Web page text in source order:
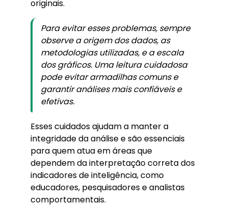
originais.
Para evitar esses problemas, sempre
observe a origem dos dados, as
metodologias utilizadas, e a escala
dos gráficos. Uma leitura cuidadosa
pode evitar armadilhas comuns e
garantir análises mais confiáveis e
efetivas.
Esses cuidados ajudam a manter a
integridade da análise e são essenciais
para quem atua em áreas que
dependem da interpretação correta dos
indicadores de inteligência, como
educadores, pesquisadores e analistas
comportamentais.